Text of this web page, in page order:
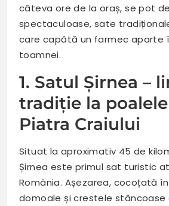
câteva ore de la oraș, se pot
spectaculoase, sate
care capătă un farmec aparte
toamnei.
1. Satul Șirnea –
tradiție la
Piatra Craiului
Situat la aproximativ 45 de
Șirnea este primul sat turistic
România. Așezarea, cocoțată
domoale și crestele stâncoase